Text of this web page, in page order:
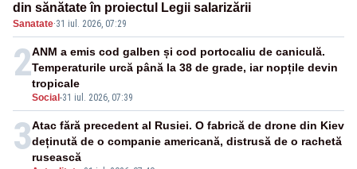
din sănătate în proiectul Legii salarizării
Sanatate·31 iul. 2026, 07:29
2
Social -31 iul. 2026, 07:39
ANM a emis cod galben și cod portocaliu de caniculă.
Temperaturile urcă până la 38 de grade, iar nopțile devin
tropicale
3Atac fără precedent al Rusiei. O fabrică de drone din Kiev
deținută de o companie americană, distrusă de o rachetă
rusească